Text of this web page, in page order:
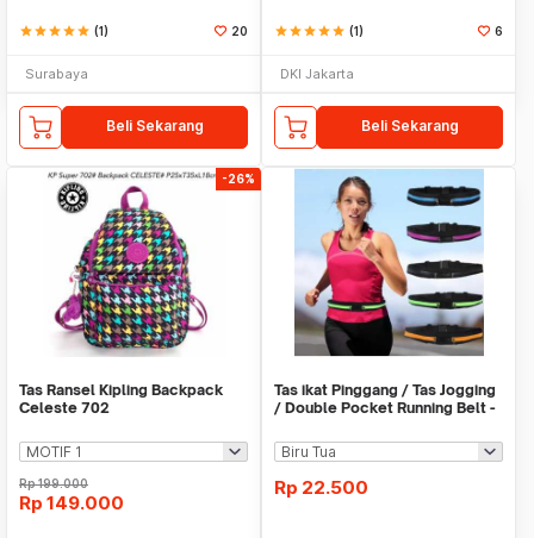
starstarstarstarstar (1) 20
Surabaya
Beli Sekarang
starstarstarstarstar (1) 6
DKI Jakarta
Beli Sekarang
-26%
Tas Ransel Kipling Backpack
Celeste 702
Rp199.000
Rp 149.000
Tas ikat Pinggang / Tas Jogging
/ Double Pocket Running Belt -
Rp 22.500